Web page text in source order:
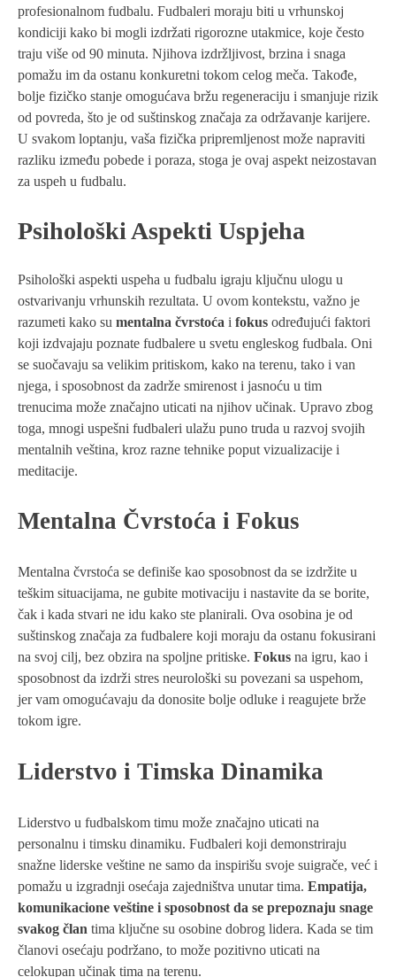
profesionalnom fudbalu. Fudbaleri moraju biti u vrhunskoj
kondiciji kako bi mogli izdržati rigorozne utakmice, koje često
traju više od 90 minuta. Njihova izdržljivost, brzina i snaga
pomažu im da ostanu konkuretni tokom celog meča. Takođe,
bolje fizičko stanje omogućava bržu regeneraciju i smanjuje rizik
od povreda, što je od suštinskog značaja za održavanje karijere.
U svakom loptanju, vaša fizička pripremljenost može napraviti
razliku između pobede i poraza, stoga je ovaj aspekt neizostavan
za uspeh u fudbalu.
Psihološki Aspekti Uspjeha
Psihološki aspekti uspeha u fudbalu igraju ključnu ulogu u
ostvarivanju vrhunskih rezultata. U ovom kontekstu, važno je
razumeti kako su mentalna čvrstoća i fokus određujući faktori
koji izdvajaju poznate fudbalere u svetu engleskog fudbala. Oni
se suočavaju sa velikim pritiskom, kako na terenu, tako i van
njega, i sposobnost da zadrže smirenost i jasnoću u tim
trenucima može značajno uticati na njihov učinak. Upravo zbog
toga, mnogi uspešni fudbaleri ulažu puno truda u razvoj svojih
mentalnih veština, kroz razne tehnike poput vizualizacije i
meditacije.
Mentalna Čvrstoća i Fokus
Mentalna čvrstoća se definiše kao sposobnost da se izdržite u
teškim situacijama, ne gubite motivaciju i nastavite da se borite,
čak i kada stvari ne idu kako ste planirali. Ova osobina je od
suštinskog značaja za fudbalere koji moraju da ostanu fokusirani
na svoj cilj, bez obzira na spoljne pritiske. Fokus na igru, kao i
sposobnost da izdrži stres neurološki su povezani sa uspehom,
jer vam omogućavaju da donosite bolje odluke i reagujete brže
tokom igre.
Liderstvo i Timska Dinamika
Liderstvo u fudbalskom timu može značajno uticati na
personalnu i timsku dinamiku. Fudbaleri koji demonstriraju
snažne liderske veštine ne samo da inspirišu svoje suigrače, već i
pomažu u izgradnji osećaja zajedništva unutar tima. Empatija,
komunikacione veštine i sposobnost da se prepoznaju snage
svakog član tima ključne su osobine dobrog lidera. Kada se tim
članovi osećaju podržano, to može pozitivno uticati na
celokupan učinak tima na terenu.